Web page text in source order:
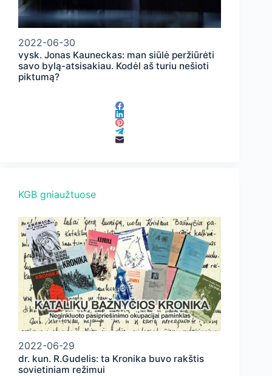
2022-06-30
vysk. Jonas Kauneckas: man siūlė peržiūrėti
savo bylą-atsisakiau. Kodėl aš turiu nešioti
piktumą?
KGB gniaužtuose
2022-06-29
dr. kun. R.Gudelis: ta Kronika buvo rakštis
sovietiniam režimui